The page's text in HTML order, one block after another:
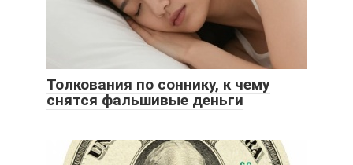
Толкования по соннику, к чему
снятся фальшивые деньги